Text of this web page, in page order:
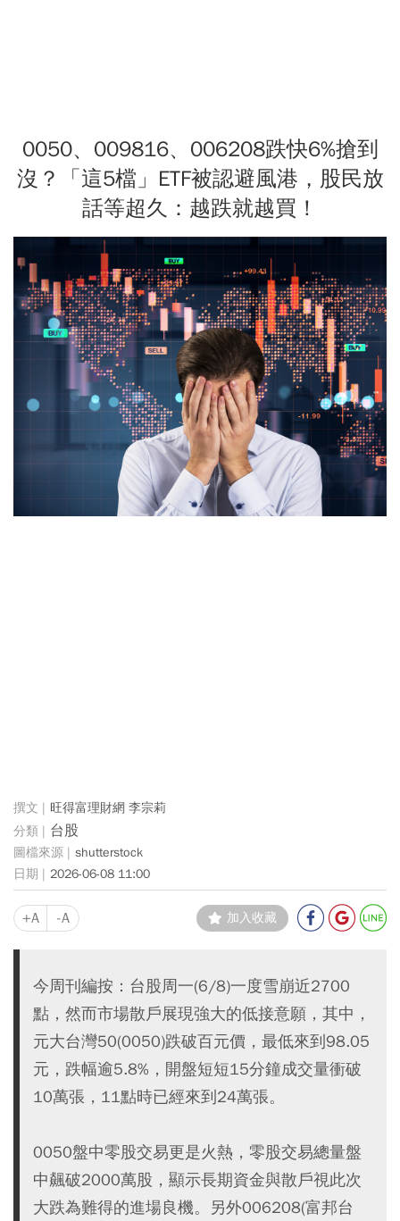
0050、009816、006208跌快6%搶到
沒？「這5檔」ETF被認避風港，股民放
話等超久：越跌就越買！
旺得富理財網 李宗莉
台股
shutterstock
2026-06-08 11:00
+A -A 加入收藏
今周刊編按：台股周一(6/8)一度雪崩近2700
點，然而市場散戶展現強大的低接意願，其中，
元大台灣50(0050)跌破百元價，最低來到98.05
元，跌幅逾5.8%，開盤短短15分鐘成交量衝破
10萬張，11點時已經來到24萬張。
0050盤中零股交易更是火熱，零股交易總量盤
中飆破2000萬股，顯示長期資金與散戶視此次
大跌為難得的進場良機。另外006208(富邦台